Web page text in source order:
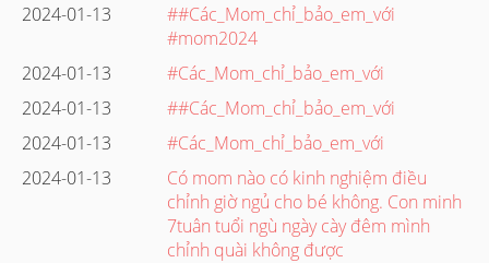
2024-01-13
##Các_Mom_chỉ_bảo_em_với
#mom2024
2024-01-13
#Các_Mom_chỉ_bảo_em_với
2024-01-13
##Các_Mom_chỉ_bảo_em_với
2024-01-13
#Các_Mom_chỉ_bảo_em_với
2024-01-13
Có mom nào có kinh nghiệm điều
chỉnh giờ ngủ cho bé không. Con minh
7tuân tuổi ngù ngày cày đêm mình
chỉnh quài không được